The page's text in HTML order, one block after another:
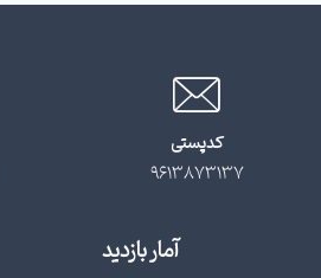
کدپستی
9613873137
آمار بازدید